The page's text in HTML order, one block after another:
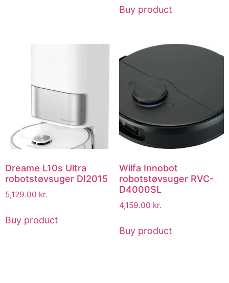
Buy product
Dreame L10s Ultra
robotstøvsuger DI2015
5,129.00 kr.
Buy product
Wilfa Innobot
robotstøvsuger RVC-
D4000SL
4,159.00 kr.
Buy product